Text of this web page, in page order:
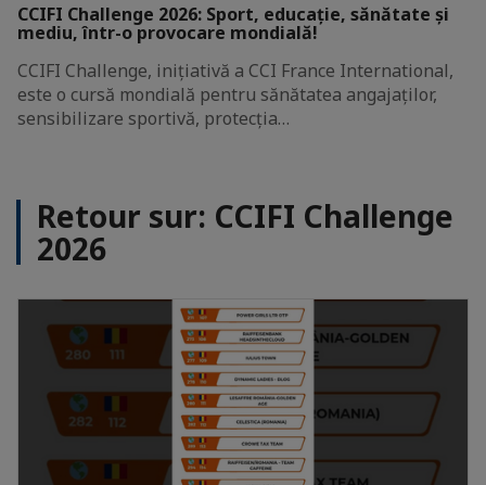
CCIFI Challenge 2026: Sport, educație, sănătate și
mediu, într-o provocare mondială!
CCIFI Challenge, inițiativă a CCI France International,
este o cursă mondială pentru sănătatea angajaților,
sensibilizare sportivă, protecția…
Retour sur: CCIFI Challenge
2026